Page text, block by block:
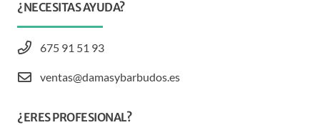
¿NECESITAS AYUDA?
675 91 51 93
ventas@damasybarbudos.es
¿ERES PROFESIONAL?